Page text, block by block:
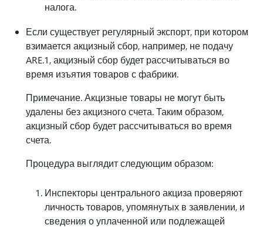
налога.
Если существует регулярный экспорт, при котором
взимается акцизный сбор, например, не подачу
ARE.1, акцизный сбор будет рассчитываться во
время изъятия товаров с фабрики.
Примечание. Акцизные товары не могут быть
удалены без акцизного счета. Таким образом,
акцизный сбор будет рассчитываться во время
счета.
Процедура выглядит следующим образом:
Инспекторы центрального акциза проверяют
личность товаров, упомянутых в заявлении, и
сведения о уплаченной или подлежащей